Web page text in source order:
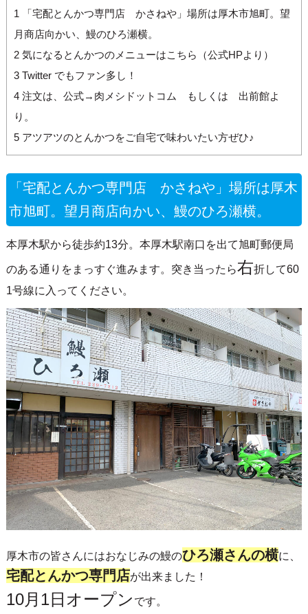
1「宅配とんかつ専門店 かさねや」場所は厚木市旭町。望
月商店向かい、鰻のひろ瀬横。
2気になるとんかつのメニューはこちら（公式HPより）
3Twitter でもファン多し！
4注文は、公式→肉メシドットコム もしくは 出前館よ
り。
5アツアツのとんかつをご自宅で味わいたい方ぜひ♪
「宅配とんかつ専門店 かさねや」場所は厚木
市旭町。望月商店向かい、鰻のひろ瀬横。
本厚木駅から徒歩約13分。本厚木駅南口を出て旭町郵便局
のある通りをまっすぐ進みます。突き当ったら右折して60
1号線に入ってください。
厚木市の皆さんにはおなじみの鰻のひろ瀬さんの横に、
宅配とんかつ専門店が出来ました！
10月1日オープン です。